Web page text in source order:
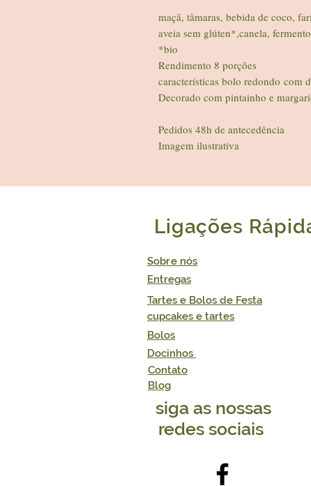
maçã, tâmaras, bebida de coco,
aveia sem glúten*,canela,
*bio
Rendimento 8 porções
características bolo redondo com
Decorado com pintainho e
Pedidos 48h de antecedência
Imagem ilustrativa
Ligações
Sobre nós
Entregas
Tartes e Bolos de Festa
cupcakes e tartes
Bolos
Docinhos
Contato
Blog
siga as nossas
redes sociais